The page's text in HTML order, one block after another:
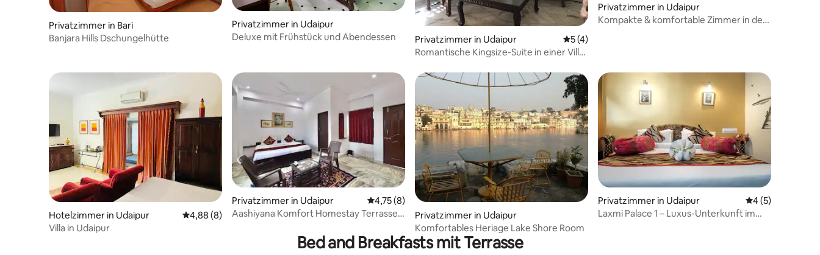
Privatzimmer in Bari
Banjara Hills Dschungelhütte
Privatzimmer in Udaipur
Deluxe mit Frühstück und Abendessen
Privatzimmer in Udaipur Durchschnittliche Bewertung: 5 von 5, 4 Bewertungen
5 (4)
Romantische Kingsize-Suite in einer Villa
Privatzimmer in Udaipur
Kompakte & komfortable Zimmer in der
Hotelzimmer in Udaipur Durchschnittliche Bewertung: 4,88 von 5, 8 Bewertungen
4,88 (8)
Villa in Udaipur
Privatzimmer in Udaipur Durchschnittliche Bewertung: 4,75 von 5, 8 Bewertungen
4,75 (8)
Aashiyana Komfort Homestay Terrasse
Privatzimmer in Udaipur
Komfortables Heriage Lake Shore Room
Privatzimmer in Udaipur
4 (5)
Laxmi Palace 1 – Luxus-Unterkunft im
Bed and Breakfasts mit Terrasse